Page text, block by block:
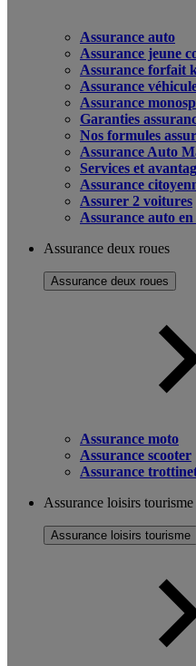
Assurance auto
Assurance jeune
Assurance forfait
Assurance
Assurance
Garanties
Nos formules
Assurance Auto
Services et
Assurance
Assurer 2 voitures
Assurance auto
Assurance deux roues
Assurance deux roues
Assurance moto
Assurance scooter
Assurance
Assurance loisirs tourisme
Assurance loisirs tourisme